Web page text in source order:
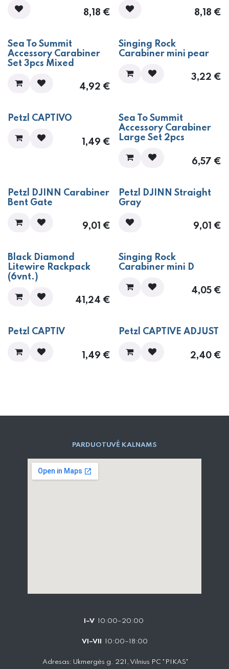
8,18 € 8,18 €
Sea To Summit
Accessory Carabiner
Set 3pcs Mixed
4,92 €
Singing Rock
Carabiner mini pear
3,22 €
Petzl CAPTIVO
1,49 €
Sea To Summit
Accessory Carabiner
Large Set 2pcs
6,57 €
Petzl DJINN Carabiner
Bent Gate
9,01 €
Petzl DJINN Straight
Gray
9,01 €
Black Diamond
Litewire Rackpack
(6vnt.)
41,24 €
Singing Rock
Carabiner mini D
4,05€
Petzl CAPTIV
1,49 €
Petzl CAPTIVE ADJUST
2,40€
PARD​UOTUVĖ​ KALNAMS
I–V 10:00–20:00
VI–VII 10:00–18:00
Adresas: Ukmergės g. 221, Vilnius PC "PIKAS"